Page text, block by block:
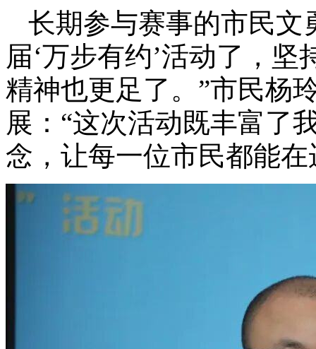
长期参与赛事的市民文
届‘万步有约’活动了，
精神也更足了。”市民杨
展：“这次活动既丰富了
念，让每一位市民都能